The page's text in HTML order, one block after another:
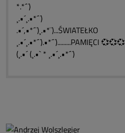
*.*´¨)
¸.•´¸.•*´¨)
.•´,•*´¨)¸.•*¨)...ŚWIATEŁKO
¸.•´¸.•*´¨).•*´¨).........PAMIĘCI 💞💞💞
(¸.•´ (¸.•` * ¸.•´¸.•*´¨)